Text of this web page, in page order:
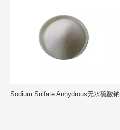
Sodium Sulfate Anhydrous无水硫酸钠